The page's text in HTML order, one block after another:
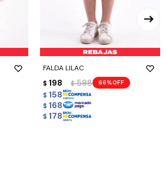
FALDA LILAC
$ 198 $ 598 66
$ 158
$ 168
$ 178